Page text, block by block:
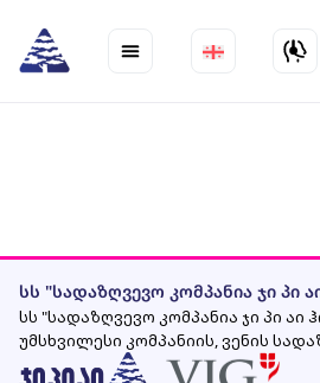
content
სს "სადაზღვევო კომპანია ჯი პი
სს "სადაზღვევო კომპანია ჯი პი
უმსხვილესი კომპანიის, ვენის